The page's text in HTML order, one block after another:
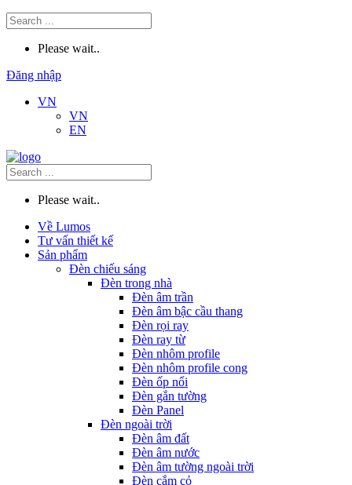
Please wait..
Đăng nhập
VN
VN
EN
Please wait..
Về Lumos
Tư vấn thiết kế
Sản phẩm
Đèn chiếu sáng
Đèn trong nhà
Đèn âm trần
Đèn âm bậc cầu thang
Đèn rọi ray
Đèn ray từ
Đèn nhôm profile
Đèn nhôm profile cong
Đèn ốp nổi
Đèn gắn tường
Đèn Panel
Đèn ngoài trời
Đèn âm đất
Đèn âm nước
Đèn âm tường ngoài trời
Đèn cắm cỏ